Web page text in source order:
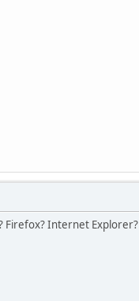
Firefox? Internet Explorer?